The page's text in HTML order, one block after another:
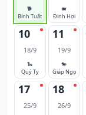
🐕
Bính Tuất
🐖
Đinh Hợi
10
18/9
🐍
Quý Tỵ
11
19/9
🐎
Giáp Ngọ
17
25/9
18
26/9